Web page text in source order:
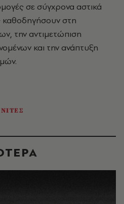
σε σύγχρονα αστικά
καθοδηγήσουν στη
την αντιμετώπιση
και την ανάπτυξη